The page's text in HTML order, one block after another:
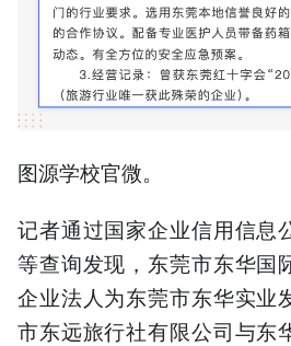
图源学校官微。
记者通过国家企业信用信息
等查询发现，东莞市东华国
企业法人为东莞市东华实业
市东远旅行社有限公司与东